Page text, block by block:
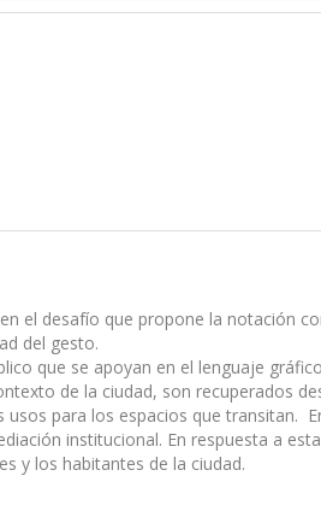
el desafío que propone la notación
del gesto.
que se apoyan en el lenguaje
de la ciudad, son recuperados
para los espacios que transitan.
institucional. En respuesta a
y los habitantes de la ciudad.